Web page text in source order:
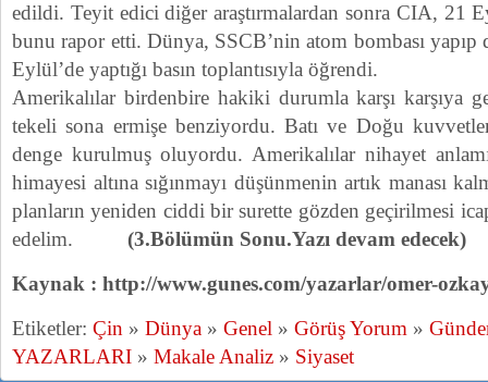
edildi. Teyit edici diğer araştırmalardan sonra CIA, 21
bunu rapor etti. Dünya, SSCB’nin atom bombası yapıp
Eylül’de yaptığı basın toplantısıyla öğrendi.
Amerikalılar birdenbire hakiki durumla karşı karşıya
tekeli sona ermişe benziyordu. Batı ve Doğu
denge kurulmuş oluyordu. Amerikalılar nihayet
himayesi altına sığınmayı düşünmenin artık manası
planların yeniden ciddi bir surette gözden geçirilmesi
edelim. (3.Bölümün Sonu.Yazı devam edecek)
Kaynak : http://www.gunes.com/yazarlar/omer-
Etiketler: Çin » Dünya » Genel » Görüş Yorum »
YAZARLARI » Makale Analiz » Siyaset